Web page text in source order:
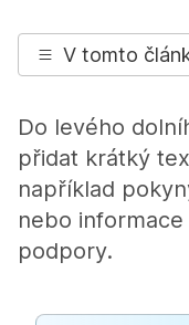
V tomto
Do levého
přidat krátký
například
nebo
podpory.